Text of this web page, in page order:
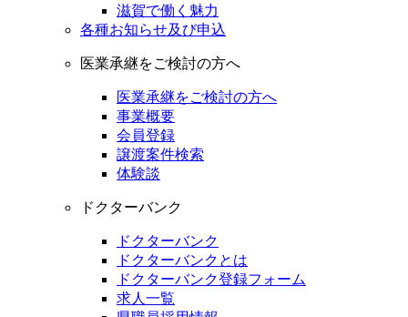
滋賀で働く魅力
各種お知らせ及び申込
医業承継をご検討の方へ
医業承継をご検討の方へ
事業概要
会員登録
譲渡案件検索
体験談
ドクターバンク
ドクターバンク
ドクターバンクとは
ドクターバンク登録フォーム
求人一覧